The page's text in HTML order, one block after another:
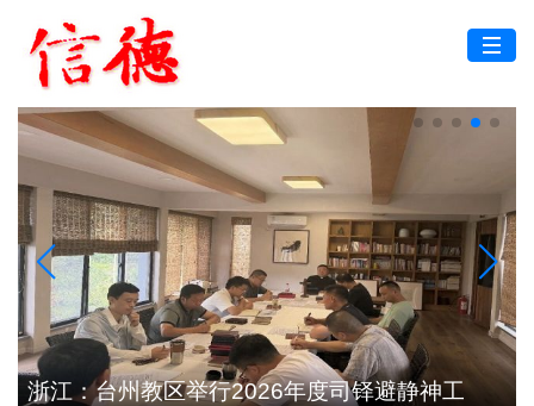
浙江：台州教区举行2026年度司铎避静神工